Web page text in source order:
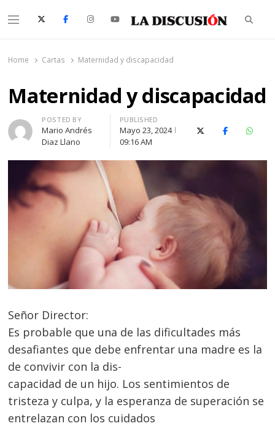
Menu
Home Cartas Maternidad y discapacidad
Maternidad y discapacidad
Author
POSTED BY
Mario Andrés
Diaz Llano
PUBLISHED
Mayo 23, 2024
09:16 AM
X (Twitter)Facebook
Señor Director:
Es probable que una de las dificultades más
desafiantes que debe enfrentar una madre es la
de convivir con la dis-
capacidad de un hijo. Los sentimientos de
tristeza y culpa, y la esperanza de superación se
entrelazan con los cuidados